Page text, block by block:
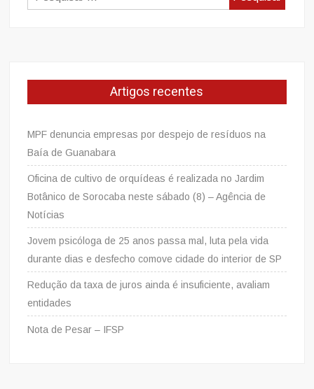
por:
Artigos recentes
MPF denuncia empresas por despejo de resíduos na
Baía de Guanabara
Oficina de cultivo de orquídeas é realizada no Jardim
Botânico de Sorocaba neste sábado (8) – Agência de
Notícias
Jovem psicóloga de 25 anos passa mal, luta pela vida
durante dias e desfecho comove cidade do interior de SP
Redução da taxa de juros ainda é insuficiente, avaliam
entidades
Nota de Pesar – IFSP